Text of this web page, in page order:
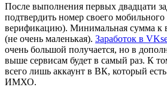
После выполнения первых двадцати
подтвердить номер своего
верификацию). Минимальная сумма к
(не очень маленькая). Заработок в
очень большой получается, но в
выше сервисам будет в самый раз. К
всего лишь аккаунт в ВК, который
ИМХО.